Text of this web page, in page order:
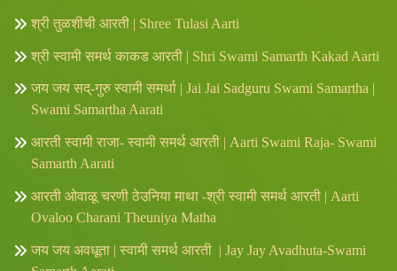
श्री तुळशीची आरती | Shree Tulasi Aarti
श्री स्वामी समर्थ काकड आरती | Shri Swami Samarth Kakad Aarti
जय जय सद्-गुरु स्वामी समर्था | Jai Jai Sadguru Swami Samartha |
Swami Samartha Aarati
आरती स्वामी राजा- स्वामी समर्थ आरती | Aarti Swami Raja- Swami
Samarth Aarati
आरती ओवाळू चरणी ठेउनिया माथा -श्री स्वामी समर्थ आरती | Aarti
Ovaloo Charani Theuniya Matha
जय जय अवधूता | स्वामी समर्थ आरती | Jay Jay Avadhuta-Swami